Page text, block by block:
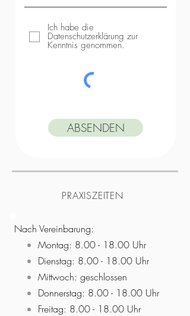
Ich habe die
Datenschutzerklärung zur
Kenntnis genommen.
ABSENDEN
PRAXISZEITEN
Nach Vereinbarung:
Montag: 8.00 - 18.00 Uhr
Dienstag: 8.00 - 18.00 Uhr
Mittwoch: geschlossen
Donnerstag: 8.00 - 18.00 Uhr
Freitag: 8.00 - 18.00 Uhr